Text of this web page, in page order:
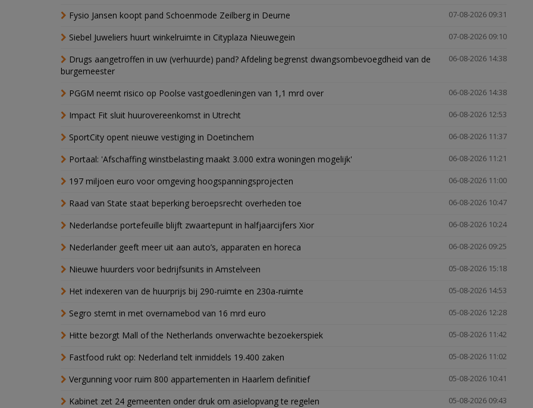
07-08-2026 09:31
Fysio Jansen koopt pand Schoenmode Zeilberg in Deurne
07-08-2026 09:10
Siebel Juweliers huurt winkelruimte in Cityplaza Nieuwegein
06-08-2026 14:38
Drugs aangetroffen in uw (verhuurde) pand? Afdeling begrenst dwangsombevoegdheid van de
burgemeester
06-08-2026 14:38
PGGM neemt risico op Poolse vastgoedleningen van 1,1 mrd over
06-08-2026 12:53
Impact Fit sluit huurovereenkomst in Utrecht
06-08-2026 11:37
SportCity opent nieuwe vestiging in Doetinchem
06-08-2026 11:21
Portaal: 'Afschaffing winstbelasting maakt 3.000 extra woningen mogelijk'
06-08-2026 11:00
197 miljoen euro voor omgeving hoogspanningsprojecten
06-08-2026 10:47
Raad van State staat beperking beroepsrecht overheden toe
06-08-2026 10:24
Nederlandse portefeuille blijft zwaartepunt in halfjaarcijfers Xior
06-08-2026 09:25
Nederlander geeft meer uit aan auto’s, apparaten en horeca
05-08-2026 15:18
Nieuwe huurders voor bedrijfsunits in Amstelveen
05-08-2026 14:53
Het indexeren van de huurprijs bij 290-ruimte en 230a-ruimte
05-08-2026 12:28
Segro stemt in met overnamebod van 16 mrd euro
05-08-2026 11:42
Hitte bezorgt Mall of the Netherlands onverwachte bezoekerspiek
05-08-2026 11:02
Fastfood rukt op: Nederland telt inmiddels 19.400 zaken
05-08-2026 10:41
Vergunning voor ruim 800 appartementen in Haarlem definitief
05-08-2026 09:43
Kabinet zet 24 gemeenten onder druk om asielopvang te regelen